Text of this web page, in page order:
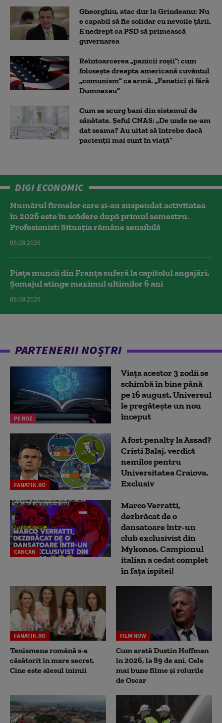
Gheorghiu, atac dur la Grindeanu: Nu
e capabil să fie solidar cu nevoile țării.
E nedrept ca PSD să primească
guvernarea
Reîntoarcerea „panicii roșii”: cum
folosește dreapta americană cuvântul
„comunism” ca armă. „Fanatici și fără
Dumnezeu”
Cum se scurg bani din sistemul de
sănătate. Șeful CNAS: „De unde ne-am
dat seama? Au uitat să întrebe dacă
pacienții mai sunt în viață”
DIGI ECONOMIC
Numărul firmelor care și-au suspendat activitatea
în 2026 este în scădere după primul semestru.
Profesionist: Situația rămâne sensibilă
09.08.2026
Piața muncii din Franța suferă la capitolul angajări.
Șomajul atinge maximul ultimilor 6 ani
09.08.2026
PARTENERII NOȘTRI
PE ROZ
Viața acestor 3 zodii se
schimbă în bine până
pe 16 august. Universul
le pregătește un nou
început
FANATIK.RO
A fost penalty la Assad?
Cristi Balaj, verdict
nemilos pentru
Universitatea Craiova.
Exclusiv
CANCAN
Marco Verratti,
dezbrăcat de o
dansatoare într-un
club exclusivist din
Mykonos. Campionul
italian a cedat complet
în fața ispitei!
FANATIK.RO
Tenismena română s-a
căsătorit în mare secret.
Cine este alesul inimii
FILM NOW
Cum arată Dustin Hoffman
în 2026, la 89 de ani. Cele
mai bune filme și rolurile
de Oscar